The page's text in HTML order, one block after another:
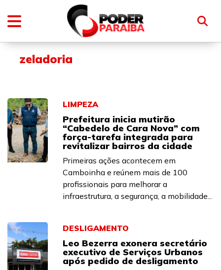
zeladoria
LIMPEZA
Prefeitura inicia mutirão
“Cabedelo de Cara Nova” com
força-tarefa integrada para
revitalizar bairros da cidade
Primeiras ações acontecem em
Camboinha e reúnem mais de 100
profissionais para melhorar a
infraestrutura, a segurança, a mobilidade...
DESLIGAMENTO
Leo Bezerra exonera secretário
executivo de Serviços Urbanos
após pedido de desligamento